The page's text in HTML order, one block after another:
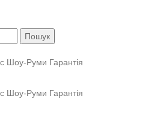
Пошук
Шоу-Руми Гарантія
Шоу-Руми Гарантія